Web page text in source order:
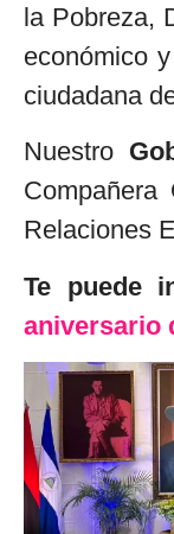
la Pobreza,
económico
ciudadana
Nuestro
Relaciones
Te puede
aniversario